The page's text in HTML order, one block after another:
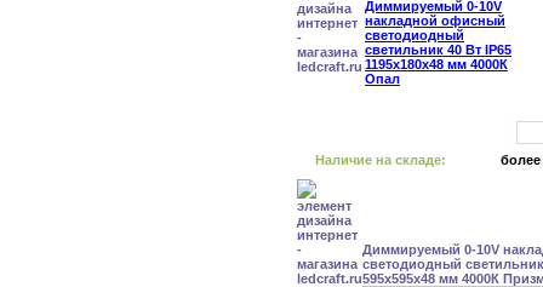
Наличие на складе: более
Диммируемый 0-10V
светодиодный
595x595x48 мм 4000К